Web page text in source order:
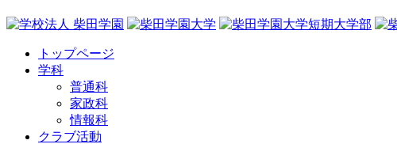
トップページ
学科
普通科
家政科
情報科
クラブ活動